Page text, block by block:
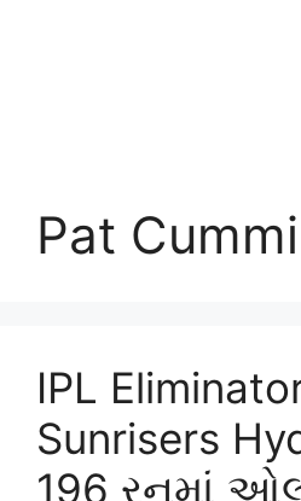
Pat
IPL
Sunrisers
196 રનમાં